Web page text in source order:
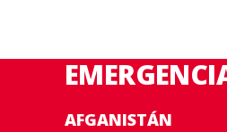
AFGANISTÁN